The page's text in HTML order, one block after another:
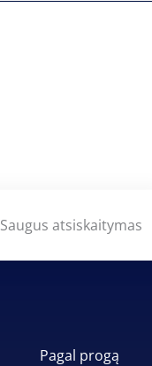
Saugus atsiskaitymas
Pagal progą